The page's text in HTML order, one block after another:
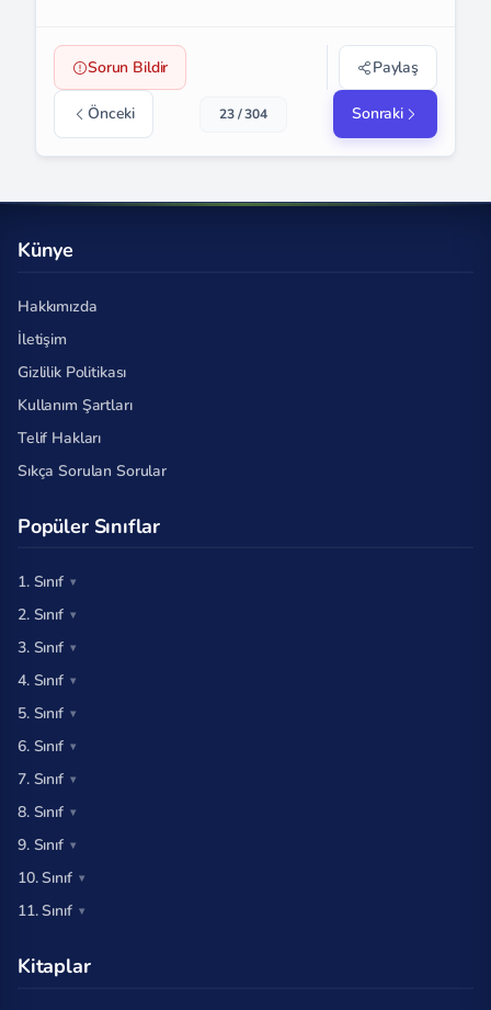
Sorun Bildir Paylaş
Önceki 23 / 304 Sonraki
Künye
Hakkımızda
İletişim
Gizlilik Politikası
Kullanım Şartları
Telif Hakları
Sıkça Sorulan Sorular
Popüler Sınıflar
1. Sınıf
2. Sınıf
3. Sınıf
4. Sınıf
5. Sınıf
6. Sınıf
7. Sınıf
8. Sınıf
9. Sınıf
10. Sınıf
11. Sınıf
Kitaplar